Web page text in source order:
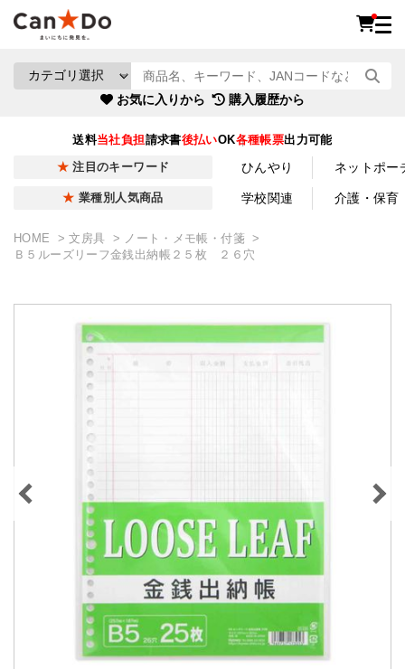
お気に入りから 購入履歴から
送料当社負担請求書後払いOK各種帳票出力可能
注目のキーワード ひんやり ネットポー
業種別人気商品 学校関連 介護・保育
HOME 文房具
ノート・メモ帳・付箋
Ｂ５ルーズリーフ金銭出納帳２５枚 ２６穴